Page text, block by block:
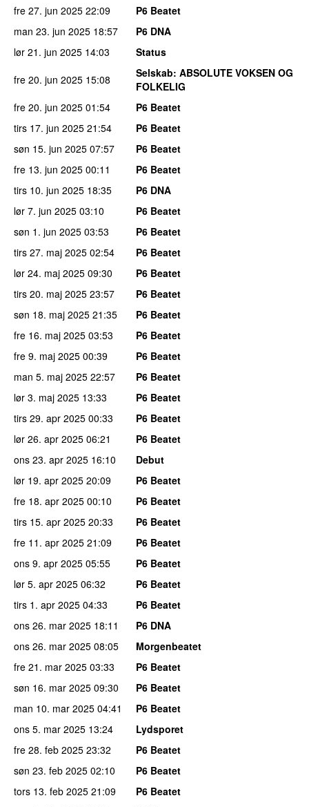
fre 27. jun 2025 22:09
P6 Beatet
man 23. jun 2025 18:57
P6 DNA
lør 21. jun 2025 14:03
Status
fre 20. jun 2025 15:08 Selskab: ABSOLUTE VOKSEN OG
FOLKELIG
fre 20. jun 2025 01:54
P6 Beatet
tirs 17. jun 2025 21:54
P6 Beatet
søn 15. jun 2025 07:57
P6 Beatet
fre 13. jun 2025 00:11
P6 Beatet
tirs 10. jun 2025 18:35
P6 DNA
lør 7. jun 2025 03:10
P6 Beatet
søn 1. jun 2025 03:53
P6 Beatet
tirs 27. maj 2025 02:54
P6 Beatet
lør 24. maj 2025 09:30
P6 Beatet
tirs 20. maj 2025 23:57
P6 Beatet
søn 18. maj 2025 21:35
P6 Beatet
fre 16. maj 2025 03:53
P6 Beatet
fre 9. maj 2025 00:39
P6 Beatet
man 5. maj 2025 22:57
P6 Beatet
lør 3. maj 2025 13:33
P6 Beatet
tirs 29. apr 2025 00:33
P6 Beatet
lør 26. apr 2025 06:21
P6 Beatet
ons 23. apr 2025 16:10
Debut
lør 19. apr 2025 20:09
P6 Beatet
fre 18. apr 2025 00:10
P6 Beatet
tirs 15. apr 2025 20:33
P6 Beatet
fre 11. apr 2025 21:09
P6 Beatet
ons 9. apr 2025 05:55
P6 Beatet
lør 5. apr 2025 06:32
P6 Beatet
tirs 1. apr 2025 04:33
P6 Beatet
ons 26. mar 2025 18:11
P6 DNA
ons 26. mar 2025 08:05
Morgenbeatet
fre 21. mar 2025 03:33
P6 Beatet
søn 16. mar 2025 09:30
P6 Beatet
man 10. mar 2025 04:41
P6 Beatet
ons 5. mar 2025 13:24
Lydsporet
fre 28. feb 2025 23:32
P6 Beatet
søn 23. feb 2025 02:10
P6 Beatet
tors 13. feb 2025 21:09
P6 Beatet